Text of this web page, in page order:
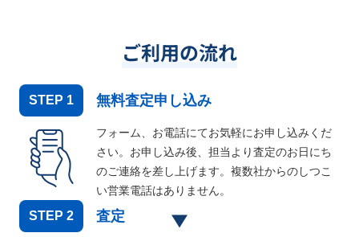
ご利用の流れ
STEP 1 無料査定申し込み
フォーム、お電話にてお気軽にお申し込みくだ
さい。お申し込み後、担当より査定のお日にち
のご連絡を差し上げます。複数社からのしつこ
い営業電話はありません。
STEP 2 査定